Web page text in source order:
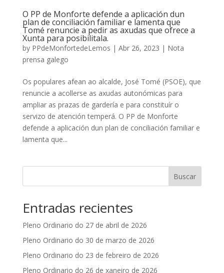
O PP de Monforte defende a aplicación dun
plan de conciliación familiar e lamenta que
Tomé renuncie a pedir as axudas que ofrece a
Xunta para posibilitala.
by PPdeMonfortedeLemos | Abr 26, 2023 | Nota
prensa galego
Os populares afean ao alcalde, José Tomé (PSOE), que
renuncie a acollerse as axudas autonómicas para
ampliar as prazas de gardería e para constituír o
servizo de atención temperá. O PP de Monforte
defende a aplicación dun plan de conciliación familiar e
lamenta que...
Buscar
Entradas recientes
Pleno Ordinario do 27 de abril de 2026
Pleno Ordinario do 30 de marzo de 2026
Pleno Ordinario do 23 de febreiro de 2026
Pleno Ordinario do 26 de xaneiro de 2026